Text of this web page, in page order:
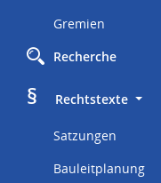
Gremien
Recherche
§
     Rechtstexte
Satzungen
Bauleitplanung